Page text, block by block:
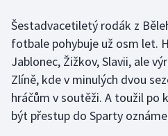
Florbal
Futsal
Golf
Gymnastika
Šestadvacetiletý rodák z
fotbale pohybuje už osm let.
Jablonec, Žižkov, Slavii, ale
Zlíně, kde v minulých dvou
hráčům v soutěži. A toužil po
být přestup do Sparty